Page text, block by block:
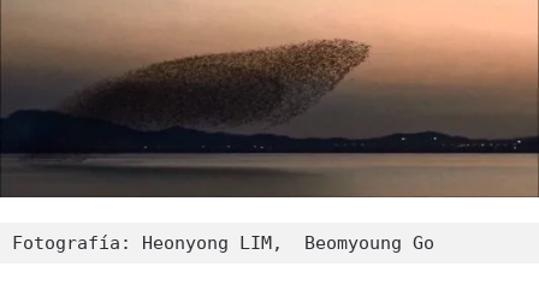
Fotografía: Heonyong LIM,  Beomyoung Go